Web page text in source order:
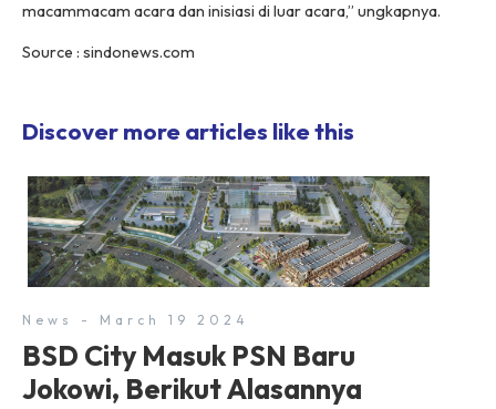
macammacam acara dan inisiasi di luar acara,” ungkapnya.
Source : sindonews.com
Discover more articles like this
News - March 19 2024
BSD City Masuk PSN Baru
Jokowi, Berikut Alasannya